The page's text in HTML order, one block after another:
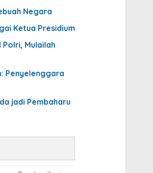
Negara
Ketua Presidium
Polri, Mulailah
Penyelenggara
jadi Pembaharu